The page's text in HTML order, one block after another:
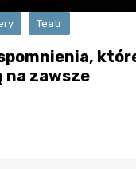
Teatr
zawsze